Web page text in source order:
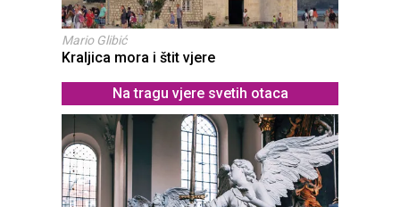
Mario Glibić
Kraljica mora i štit vjere
Na tragu vjere svetih otaca